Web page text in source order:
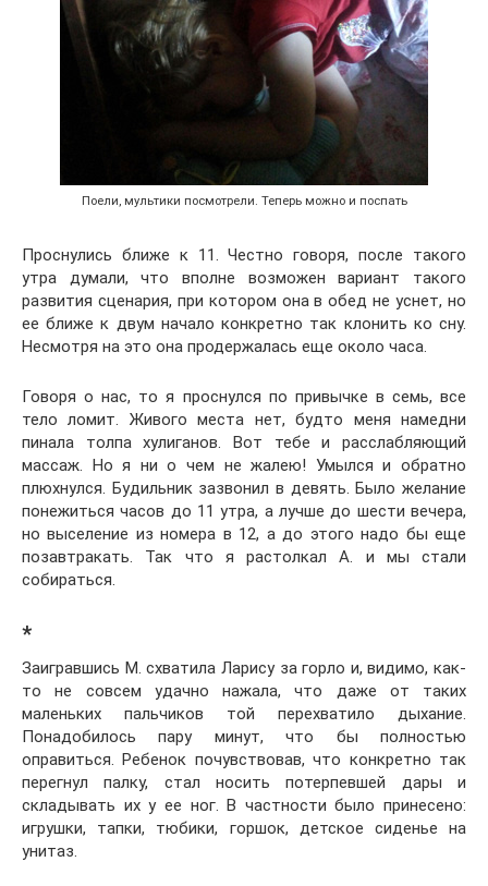
Поели, мультики посмотрели. Теперь можно и поспать
Проснулись ближе к 11. Честно говоря, после такого
утра думали, что вполне возможен вариант такого
развития сценария, при котором она в обед не уснет, но
ее ближе к двум начало конкретно так клонить ко сну.
Несмотря на это она продержалась еще около часа.
Говоря о нас, то я проснулся по привычке в семь, все
тело ломит. Живого места нет, будто меня намедни
пинала толпа хулиганов. Вот тебе и расслабляющий
массаж. Но я ни о чем не жалею! Умылся и обратно
плюхнулся. Будильник зазвонил в девять. Было желание
понежиться часов до 11 утра, а лучше до шести вечера,
но выселение из номера в 12, а до этого надо бы еще
позавтракать. Так что я растолкал А. и мы стали
собираться.
*
Заигравшись М. схватила Ларису за горло и, видимо, как-
то не совсем удачно нажала, что даже от таких
маленьких пальчиков той перехватило дыхание.
Понадобилось пару минут, что бы полностью
оправиться. Ребенок почувствовав, что конкретно так
перегнул палку, стал носить потерпевшей дары и
складывать их у ее ног. В частности было принесено:
игрушки, тапки, тюбики, горшок, детское сиденье на
унитаз.